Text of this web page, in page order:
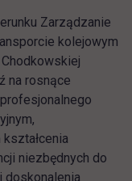
Zarządzanie
kolejowym
na rosnące
niezbędnych do
doskonalenia